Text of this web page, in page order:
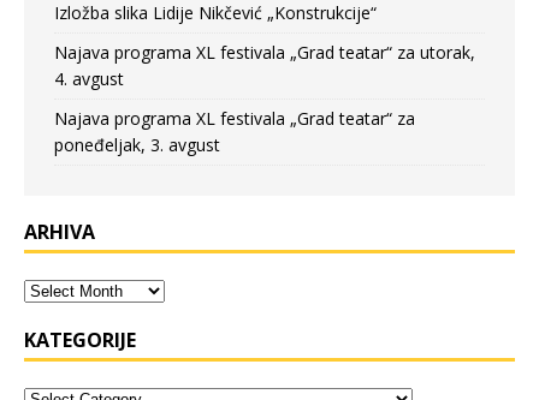
Izložba slika Lidije Nikčević „Konstrukcije“
Najava programa XL festivala „Grad teatar“ za utorak,
4. avgust
Najava programa XL festivala „Grad teatar“ za
poneđeljak, 3. avgust
ARHIVA
KATEGORIJE